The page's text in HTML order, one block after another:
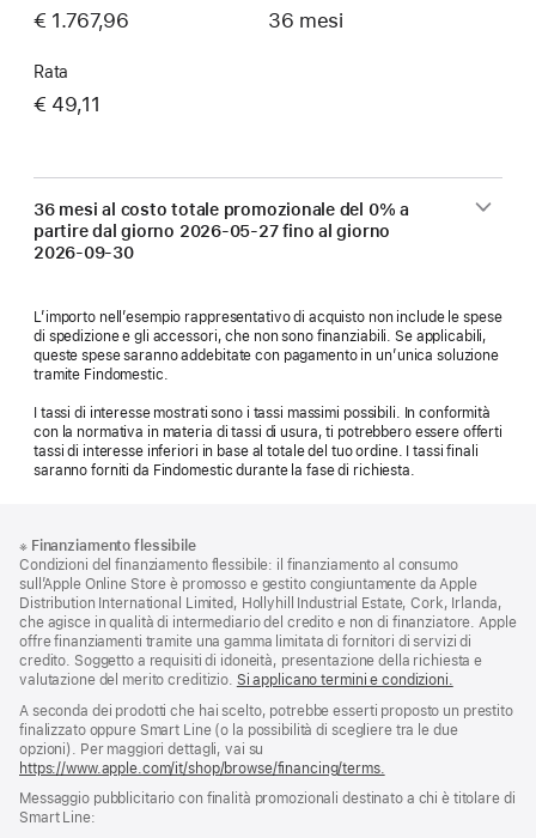
€ 1.767,96 36 mesi
Rata
€ 49,11
36 mesi al costo totale promozionale del 0% a
partire dal giorno 2026-05-27fino al giorno
2026-09-30
L’importo nell’esempio rappresentativo di acquisto non include le spese
di spedizione e gli accessori, che non sono finanziabili. Se applicabili,
queste spese saranno addebitate con pagamento in un’unica soluzione
tramite Findomestic.
I tassi di interesse mostrati sono i tassi massimi possibili. In conformità
con la normativa in materia di tassi di usura, ti potrebbero essere offerti
tassi di interesse inferiori in base al totale del tuo ordine. I tassi finali
saranno forniti da Findomestic durante la fase di richiesta.
di
pagina
a
piè
di
pagina
※ Finanziamento flessibile
Condizioni del finanziamento flessibile: il finanziamento al consumo
sull’Apple Online Store è promosso e gestito congiuntamente da Apple
Distribution International Limited, Hollyhill Industrial Estate, Cork, Irlanda,
che agisce in qualità di intermediario del credito e non di finanziatore. Apple
offre finanziamenti tramite una gamma limitata di fornitori di servizi di
credito. Soggetto a requisiti di idoneità, presentazione della richiesta e
valutazione del merito creditizio. Si applicano termini e condizioni.
A seconda dei prodotti che hai scelto, potrebbe esserti proposto un prestito
finalizzato oppure Smart Line (o la possibilità di scegliere tra le due
opzioni). Per maggiori dettagli, vai su
https://www.apple.com/it/shop/browse/financing/terms.
Messaggio pubblicitario con finalità promozionali destinato a chi è titolare di
Smart Line: